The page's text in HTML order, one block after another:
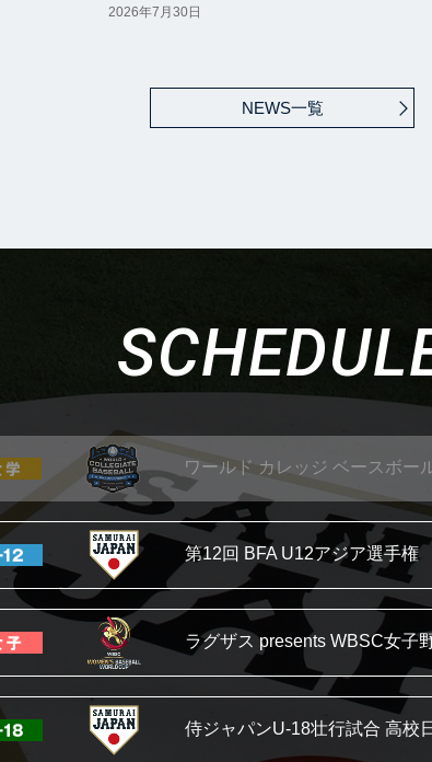
2026年7月30日
NEWS一覧
ラグザス 侍ジャパンシリーズ
第3回 Baseball5 アジアカップ
ワールド カレッジ ベースボー
第12回 BFA U12アジア選手権
ラグザス presents WBSC女子
侍ジャパンU-18壮行試合 高校